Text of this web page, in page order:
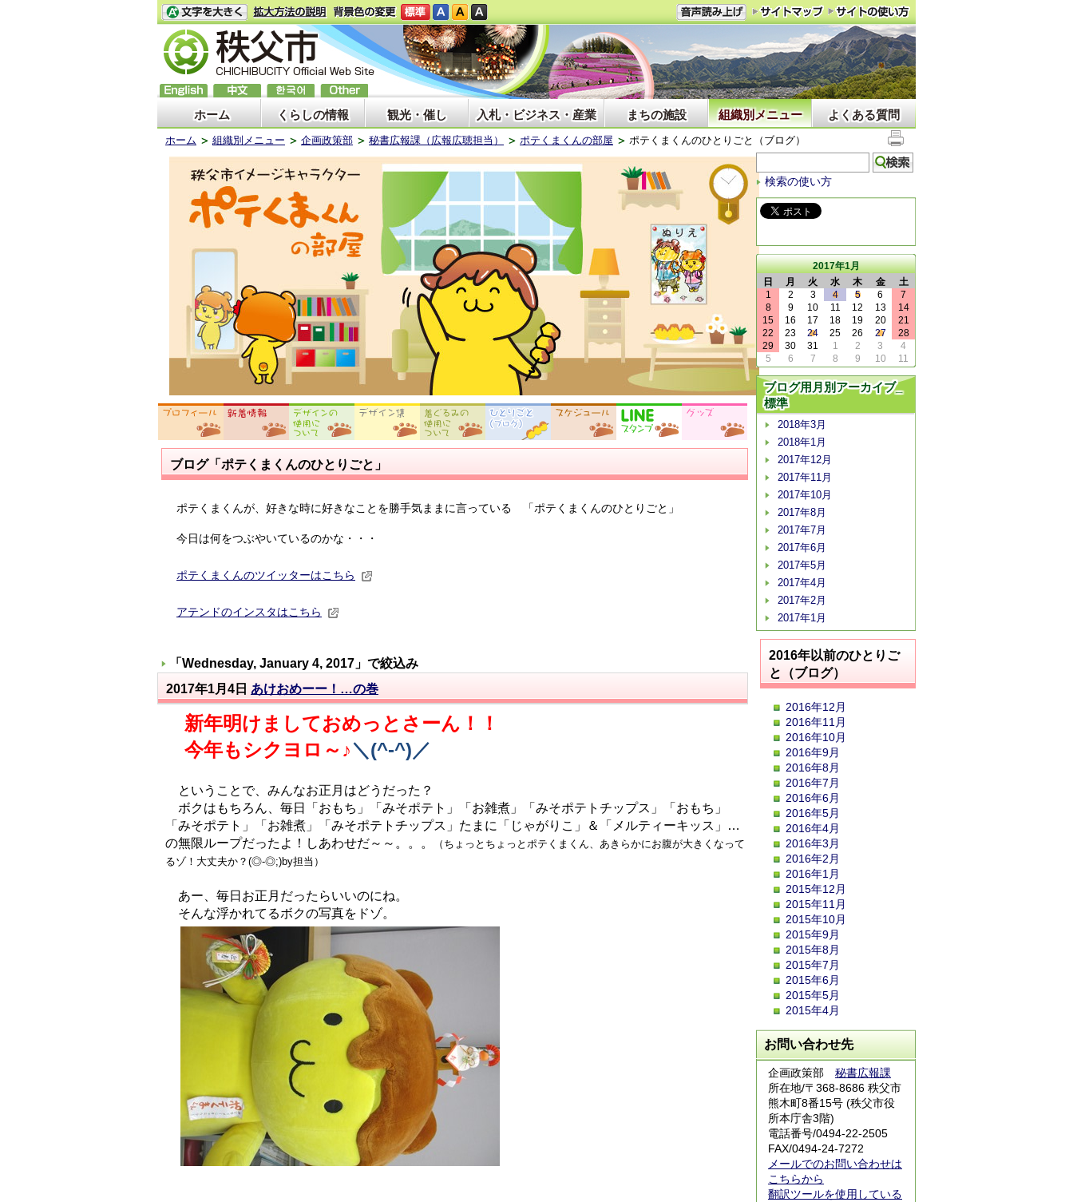
ホーム くらしの情報 観光・催し 入札・ビジネス・産業 まちの施設 組織別メニュー よくある質問
ホーム 組織別メニュー 企画政策部 秘書広報課（広報広聴担当） ポテくまくんの部屋 ポテくまくんのひとりごと（ブログ）
ブログ「ポテくまくんのひとりごと」
ポテくまくんが、好きな時に好きなことを勝手気ままに言っている 「ポテくまくんのひとりごと」
今日は何をつぶやいているのかな・・・
ポテくまくんのツイッターはこちら
アテンドのインスタはこちら
「 Wednesday, January 4, 2017 」で絞込み
2017年1月4日 あけおめーー！…の巻
新年明けましておめっとさーん！！
今年もシクヨロ～♪＼(^-^)／
ということで、みんなお正月はどうだった？
ボクはもちろん、毎日「おもち」「みそポテト」「お雑煮」「みそポテトチップス」「おもち」
「みそポテト」「お雑煮」「みそポテトチップス」たまに「じゃがりこ」＆「メルティーキッス」…
の無限ループだったよ！しあわせだ～～。。。
（ちょっとちょっとポテくまくん、あきらかにお腹が大きくなって
るゾ！大丈夫か？(◎-◎;)by担当）
あー、毎日お正月だったらいいのにね。
そんな浮かれてるボクの写真をドゾ。
検索の使い方
2017年1月
日
月 火 水 木 金
土
1
2 3 4 5 6
7
8
9 10 11 12 13
14
15
16 17 18 19 20
21
22
23 24 25 26 27
28
29
30 31 1 2 3
4
5
6 7 8 9 10 11
ブログ用月別アーカイブ_
標準
2018年3月
2018年1月
2017年12月
2017年11月
2017年10月
2017年8月
2017年7月
2017年6月
2017年5月
2017年4月
2017年2月
2017年1月
2016年以前のひとりご
と（ブログ）
2016年12月
2016年11月
2016年10月
2016年9月
2016年8月
2016年7月
2016年6月
2016年5月
2016年4月
2016年3月
2016年2月
2016年1月
2015年12月
2015年11月
2015年10月
2015年9月
2015年8月
2015年7月
2015年6月
2015年5月
2015年4月
お問い合わせ先
企画政策部 秘書広報課
所在地/〒368-8686 秩父市
熊木町8番15号 (秩父市役
所本庁舎3階)
電話番号/0494-22-2505
FAX/0494-24-7272
メールでのお問い合わせは
こちらから
翻訳ツールを使用している